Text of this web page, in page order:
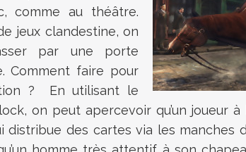
comme au théâtre.
jeux clandestine, on
par une porte
Comment faire pour
? En utilisant le
on peut apercevoir qu’un joueur
distribue des cartes via les manches